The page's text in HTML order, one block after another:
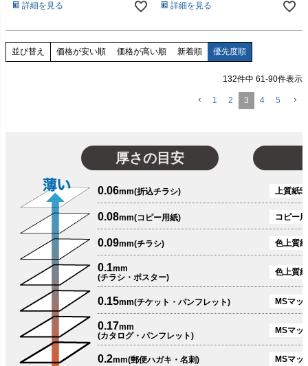
詳細を見る 詳細を見る
並び替え 価格が安い順 価格が高い順 新着順 優先度順
132件中 61-90件表示
1 2 3 4 5
厚さの目安
0.06mm(折込チラシ) 上質紙
0.08mm(コピー用紙) コピー
0.09mm(チラシ) 色上質
0.1mm
(チラシ・ポスター)
色上質
0.15mm(チケット・パンフレット) MSマッ
0.17mm
(カタログ・パンフレット)
MSマッ
0.2mm(郵便ハガキ・名刺) MSマッ